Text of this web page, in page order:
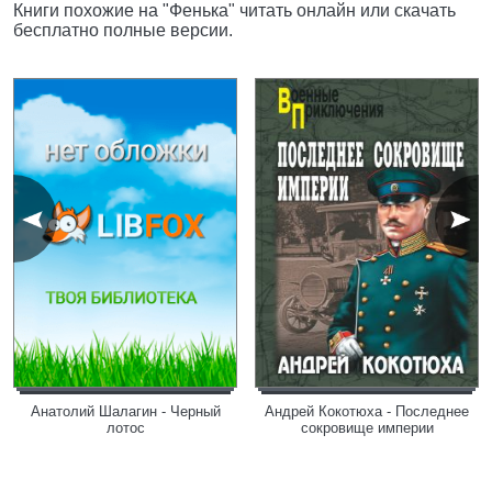
Книги похожие на "Фенька" читать онлайн или скачать
бесплатно полные версии.
Анатолий Шалагин - Черный
лотос
Андрей Кокотюха - Последнее
сокровище империи